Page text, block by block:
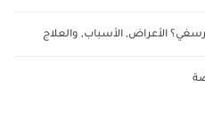
الأعراض, الأسباب, والعلاج